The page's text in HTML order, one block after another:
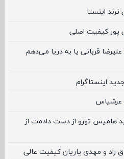
اینستا
پور کیفیت اصلی
علیرضا قربانی یا به دریا می‌دهم
اینستاگرام
عرشیاس
هامیس ﺗﻮرو از دﺳﺖ دادﻣﺖ از
راد و مهدی یاریان کیفیت عالی